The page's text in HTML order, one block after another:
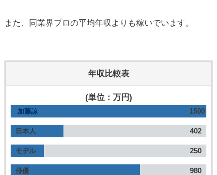
また、同業界プロの平均年収よりも稼いでいます。
年収比較表
(単位：万円)
加藤諒 1500
日本人 402
モデル 250
俳優 980